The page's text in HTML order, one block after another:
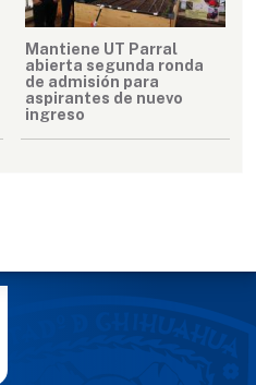
Mantiene UT Parral
abierta segunda ronda
de admisión para
aspirantes de nuevo
ingreso